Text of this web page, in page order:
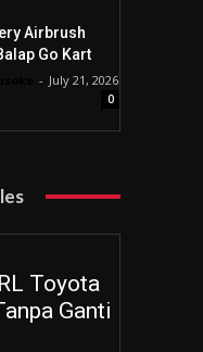
Airbrush
Go Kart
- July 21, 2026
0
Toyota
Ganti